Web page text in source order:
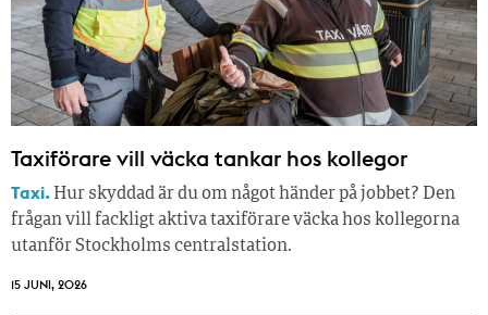
Taxiförare vill väcka tankar hos kollegor
Taxi. Hur skyddad är du om något händer på jobbet? Den
frågan vill fackligt aktiva taxiförare väcka hos kollegorna
utanför Stockholms centralstation.
15 JUNI, 2026